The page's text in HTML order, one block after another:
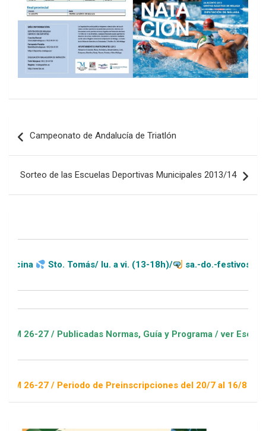
de
Campeonato de Andalucía de Triatlón
Sorteo de las Escuelas Deportivas Municipales 2013/14
Sto. Tomás/ lu. a vi. (13-18h)/ sa.-do.-festivos (11-20h)
/ Publicadas Normas, Guía y Programa / ver Escuelas
/ Periodo de Preinscripciones del 20/7 al 16/8 / Sorteo 1 de